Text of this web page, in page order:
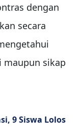
dengan
secara
maupun sikap
9 Siswa Lolos